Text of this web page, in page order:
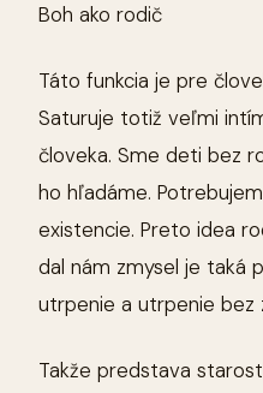
Boh ako rodič
Táto funkcia je pre
Saturuje totiž veľmi
človeka. Sme deti bez
ho hľadáme.
existencie. Preto idea
dal nám zmysel je taká
utrpenie a utrpenie bez
Takže predstava